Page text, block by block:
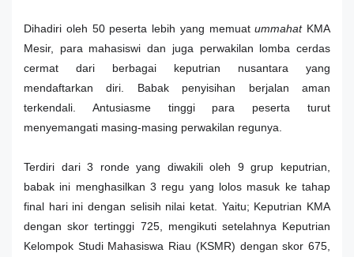
Dihadiri oleh 50 peserta lebih yang memuatummahatKMA
Mesir, para mahasiswi dan juga perwakilan lomba cerdas
cermat dari berbagai keputrian nusantara yang
mendaftarkan diri. Babak penyisihan berjalan aman
terkendali. Antusiasme tinggi para peserta turut
menyemangati masing-masing perwakilan regunya.
Terdiri dari 3 ronde yang diwakili oleh 9 grup keputrian,
babak ini menghasilkan 3 regu yang lolos masuk ke tahap
final hari ini dengan selisih nilai ketat. Yaitu; Keputrian KMA
dengan skor tertinggi 725, mengikuti setelahnya Keputrian
Kelompok Studi Mahasiswa Riau (KSMR) dengan skor 675,